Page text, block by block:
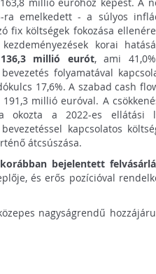
ra emelkedett - a súlyos
fix költségek fokozása
korai
millió eurót, ami
folyamatával
17,6%. A szabad cash
millió euróval. A
okozta a 2022-es ellátási
kapcsolatos
átcsúszása.
bejelentett
és erős pozícióval
nagyságrendű